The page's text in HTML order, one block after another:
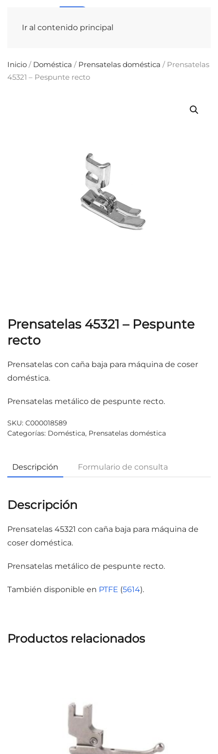
Ir al contenido principal
Inicio / Doméstica / Prensatelas doméstica / Prensatelas
45321 – Pespunte recto
Prensatelas 45321 – Pespunte
recto
Prensatelas con caña baja para máquina de coser
doméstica.
Prensatelas metálico de pespunte recto.
SKU: C000018589
Categorías: Doméstica, Prensatelas doméstica
Descripción Formulario de consulta
Descripción
Prensatelas 45321 con caña baja para máquina de
coser doméstica.
Prensatelas metálico de pespunte recto.
También disponible en PTFE (5614).
Productos relacionados